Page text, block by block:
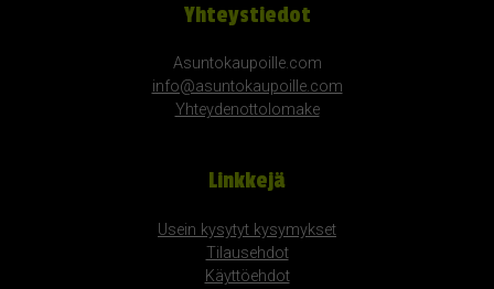
Yhteystiedot
Asuntokaupoille.com
info@asuntokaupoille.com
Yhteydenottolomake
Linkkejä
Usein kysytyt kysymykset
Tilausehdot
Käyttöehdot